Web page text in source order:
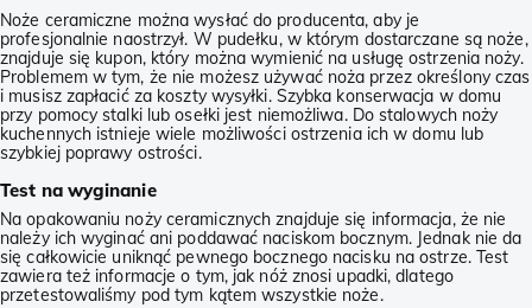
Noże ceramiczne można wysłać do producenta, aby je
profesjonalnie naostrzył. W pudełku, w którym dostarczane są noże,
znajduje się kupon, który można wymienić na usługę ostrzenia noży.
Problemem w tym, że nie możesz używać noża przez określony czas
i musisz zapłacić za koszty wysyłki. Szybka konserwacja w domu
przy pomocy stalki lub osełki jest niemożliwa. Do stalowych noży
kuchennych istnieje wiele możliwości ostrzenia ich w domu lub
szybkiej poprawy ostrości.
Test na wyginanie
Na opakowaniu noży ceramicznych znajduje się informacja, że nie
należy ich wyginać ani poddawać naciskom bocznym. Jednak nie da
się całkowicie uniknąć pewnego bocznego nacisku na ostrze. Test
zawiera też informacje o tym, jak nóż znosi upadki, dlatego
przetestowaliśmy pod tym kątem wszystkie noże.